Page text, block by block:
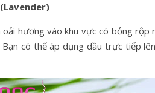
oải hương vào khu vực có bỏng
có thể áp dụng dầu trực tiếp